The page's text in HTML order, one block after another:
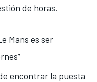
de horas.
Mans es ser
encontrar la puesta